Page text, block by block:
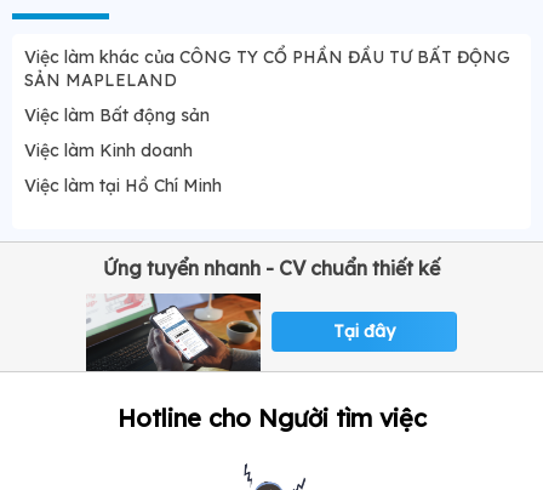
Việc làm khác của CÔNG TY CỔ PHẦN ĐẦU TƯ BẤT ĐỘNG
SẢN MAPLELAND
Việc làm Bất động sản
Việc làm Kinh doanh
Việc làm tại Hồ Chí Minh
Ứng tuyển nhanh - CV chuẩn thiết kế
Tại đây
Hotline cho Người tìm việc